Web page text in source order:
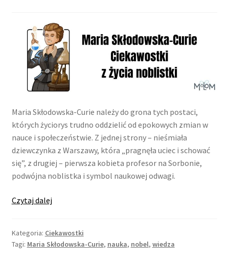
Niskie ceny
Konto
Maria Skłodowska-Curie należy do grona tych postaci,
których życiorys trudno oddzielić od epokowych zmian w
nauce i społeczeństwie. Z jednej strony – nieśmiała
dziewczynka z Warszawy, która „pragnęła uciec i schować
się”, z drugiej – pierwsza kobieta profesor na Sorbonie,
podwójna noblistka i symbol naukowej odwagi.
Czytaj dalejMaria
–
ciekawostki
Kategoria: Ciekawostki
Tagi: Maria Skłodowska-Curie, nauka, nobel, wiedza